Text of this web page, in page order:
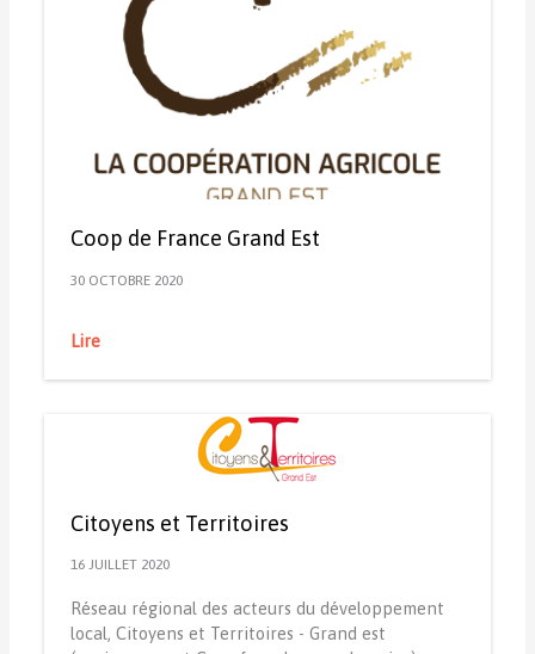
Coop de France Grand Est
30 OCTOBRE 2020
Lire
Citoyens et Territoires
16 JUILLET 2020
Réseau régional des acteurs du développement
local, Citoyens et Territoires - Grand est